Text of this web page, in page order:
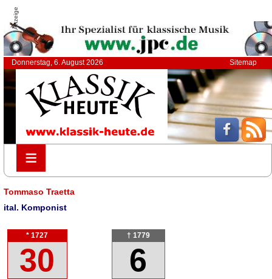
Anzeige
Donnerstag, 6. August 2026 Sitemap
≡
≡
Tommaso Traetta
ital. Komponist
* 1727
30
† 1779
6